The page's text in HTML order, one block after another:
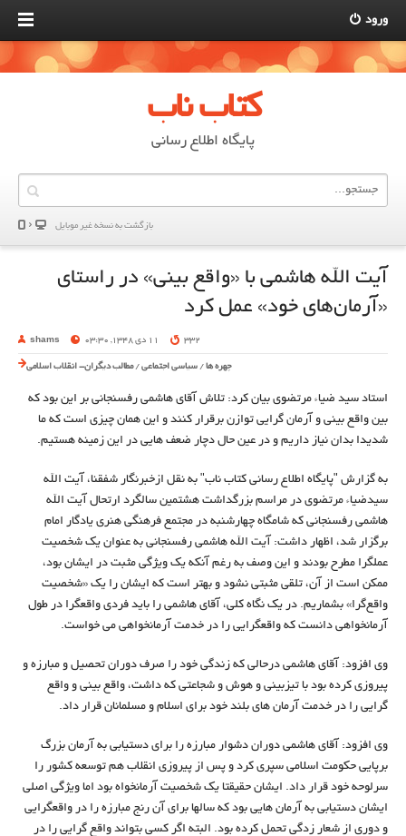
ورود
کتاب ناب
پایگاه اطلاع رسانی
بازگشت به نسخه غير موبایل
آیت الله هاشمی با «واقع بینی» در راستای
«آرمان‌های خود» عمل کرد
shams 11 دی 1348, 03:30 332
چهره ها / سیاسی اجتماعی /مطالب دیگران- انقلاب اسلامی
استاد سید ضیاء مرتضوی بیان کرد: تلاش آقای هاشمی رفسنجانی بر این بود که
بین واقع بینی و آرمان گرایی توازن برقرار کنند و این همان چیزی است که ما
شدیدا بدان نیاز داریم و در عین حال دچار ضعف هایی در این زمینه هستیم.
به گزارش "پایگاه اطلاع رسانی کتاب ناب" به نقل ازخبرنگار شفقنا، آیت الله
سیدضیاء مرتضوی در مراسم بزرگداشت هشتمین سالگرد ارتحال آیت الله
هاشمی رفسنجانی که شامگاه چهارشنبه در مجتمع فرهنگی هنری یادگار امام
برگزار شد، اظهار داشت: آیت الله هاشمی رفسنجانی به عنوان یک شخصیت
عملگرا مطرح بودند و این وصف به رغم آنکه یک ویژگی مثبت در ایشان بود،‌
ممکن است از آن، تلقی مثبتی نشود و بهتر است که ایشان را یک «شخصیت
واقع‌گرا» بشماریم. در یک نگاه کلی، آقای هاشمی را باید فردی واقعگرا در طول
آرمانخواهی دانست که واقعگرایی را در خدمت آرمانخواهی می خواست.
وی افزود: آقای هاشمی درحالی که زندگی خود را صرف دوران تحصیل و مبارزه و
پیروزی کرده بود با تیزبینی و هوش و شجاعتی که داشت، واقع بینی و واقع
گرایی را در خدمت آرمان های بلند خود برای اسلام و مسلمانان قرار داد.
وی افزود: آقای هاشمی دوران دشوار مبارزه را برای دستیابی به آرمان بزرگ
برپایی حکومت اسلامی سپری کرد و پس از پیروزی انقلاب هم توسعه کشور را
سرلوحه خود قرار داد. ایشان حقیقتا یک شخصیت آرمانخواه بود اما ویژگی اصلی
ایشان دستیابی به آرمان هایی بود که سالها برای آن رنج مبارزه را در واقعگرایی
و دوری از شعار زدگی تحمل کرده بود. البته اگر کسی بتواند واقع گرایی را در